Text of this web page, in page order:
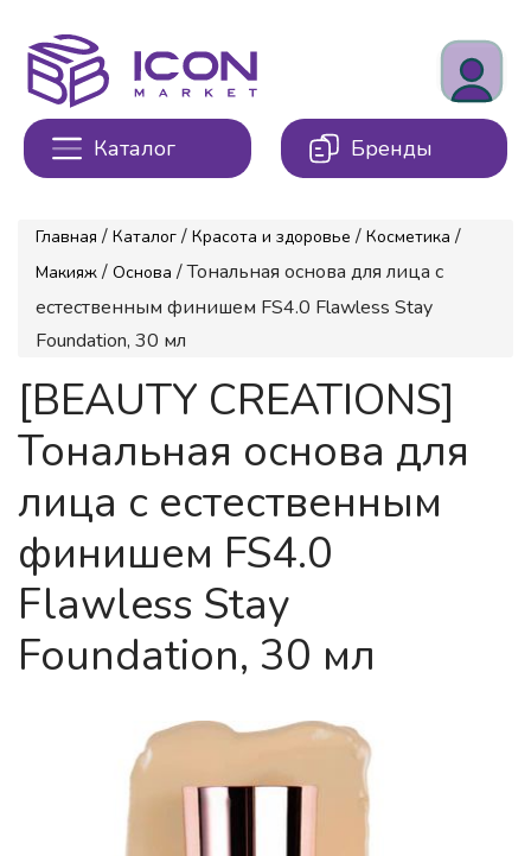
Каталог Бренды
Главная / Каталог / Красота и здоровье / Косметика /
Макияж / Основа / Тональная основа для лица с
естественным финишем FS4.0 Flawless Stay
Foundation, 30 мл
[BEAUTY CREATIONS]
Тональная основа для
лица с естественным
финишем FS4.0
Flawless Stay
Foundation, 30 мл